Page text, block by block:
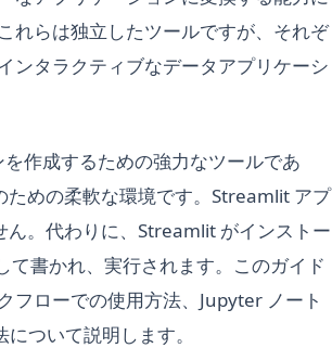
れらは独立したツールですが、それぞ
ンタラクティブなデータアプリケーシ
作成するための強力なツールであ
ための柔軟な環境です。Streamlit アプ
。代わりに、Streamlit がインストー
書かれ、実行されます。このガイド
フローでの使用方法、Jupyter ノート
ついて説明します。